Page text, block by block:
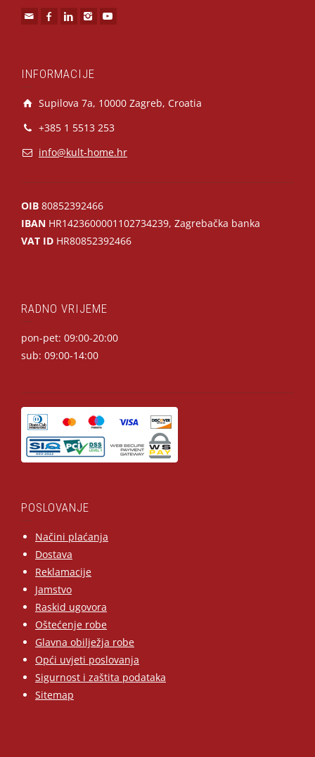
INFORMACIJE
Supilova 7a, 10000 Zagreb, Croatia
+385 1 5513 253
info@kult-home.hr
OIB 80852392466
IBAN HR1423600001102734239, Zagrebačka banka
VAT ID HR80852392466
RADNO VRIJEME
pon-pet: 09:00-20:00
sub: 09:00-14:00
POSLOVANJE
Načini plaćanja
Dostava
Reklamacije
Jamstvo
Raskid ugovora
Oštećenje robe
Glavna obilježja robe
Opći uvjeti poslovanja
Sigurnost i zaštita podataka
Sitemap